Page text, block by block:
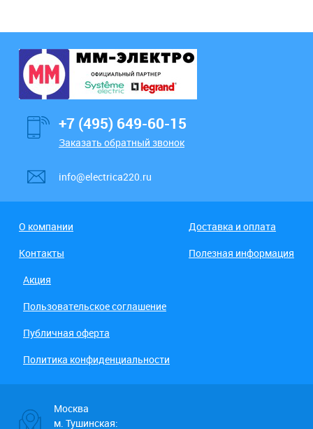
+7 (495) 649-60-15
Заказать обратный звонок
info@electrica220.ru
О компании
Доставка и оплата
Контакты
Полезная информация
Акция
Пользовательское соглашение
Публичная оферта
Политика конфиденциальности
Москва
м. Тушинская: